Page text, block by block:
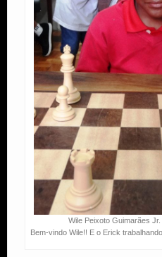
Wile Peixoto Guimarães
Bem-vindo Wile!! E o Erick